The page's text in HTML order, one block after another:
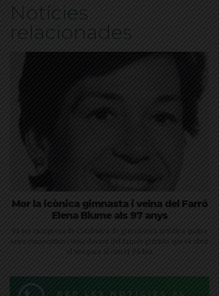
Notícies
relacionades
Mor la icònica gimnasta i veïna del Farró
Elena Blume als 97 anys
Va ser campiona de Catalunya de gimnàstica artística quatre
anys consecutius i vivia davant del famós gimnàs que va obrir
el seu pare al carrer Pàdua
REP LES NOTÍCIES AL